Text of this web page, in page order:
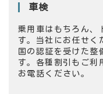
車検
乗用車はもちろん、
す。当社にお任せく
国の認証を受けた整
す。各種割引もご利
お電話ください。